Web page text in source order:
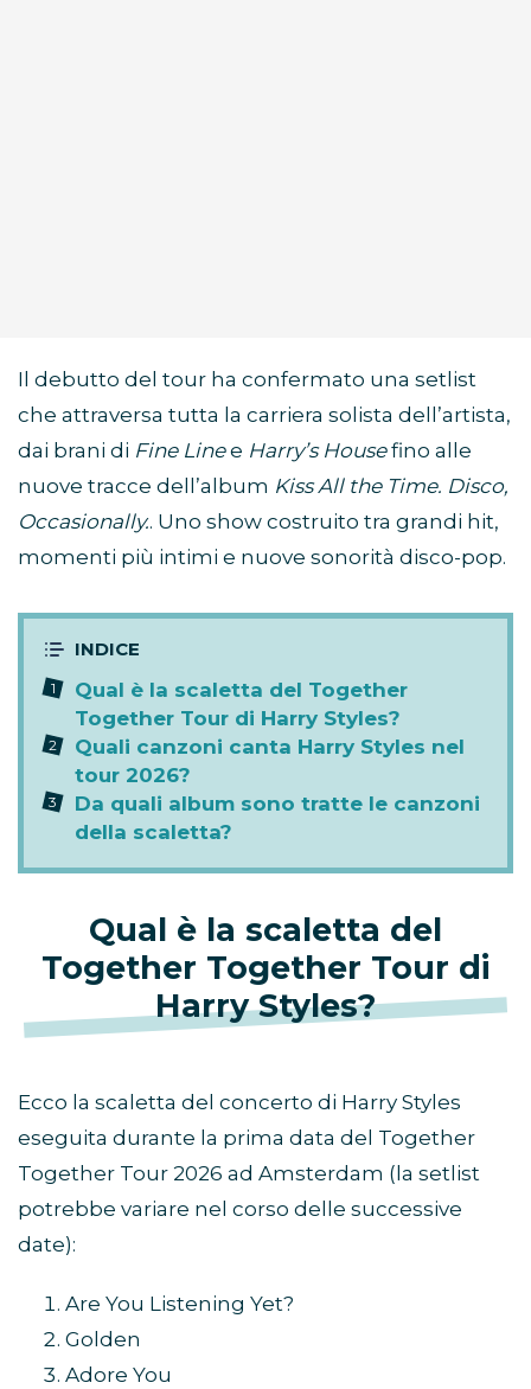
Il debutto del tour ha confermato una setlist
che attraversa tutta la carriera solista dell’artista,
dai brani di Fine Linee Harry’s Housefino alle
nuove tracce dell’album Kiss All the Time. Disco,
Occasionally.. Uno show costruito tra grandi hit,
momenti più intimi e nuove sonorità disco-pop.
Qual è la scaletta del Together
Together Tour di Harry Styles?
Quali canzoni canta Harry Styles nel
tour 2026?
Da quali album sono tratte le canzoni
della scaletta?
Qual è la scaletta del
Together Together Tour di
Harry Styles?
Ecco la scaletta del concerto di Harry Styles
eseguita durante la prima data del Together
Together Tour 2026 ad Amsterdam (la setlist
potrebbe variare nel corso delle successive
date):
Are You Listening Yet?
Golden
Adore You